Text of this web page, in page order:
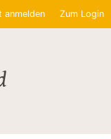
anmelden Zum Login